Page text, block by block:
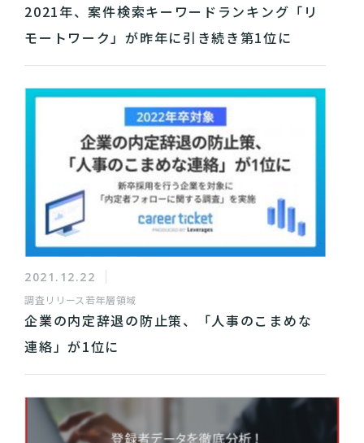
2021年、案件検索キーワードランキング「リ
モートワーク」が昨年に引き続き第1位に
2021.12.22
調査リリース 若年層領域
企業の内定辞退の防止策、「人事のこまめな
連絡」が1位に